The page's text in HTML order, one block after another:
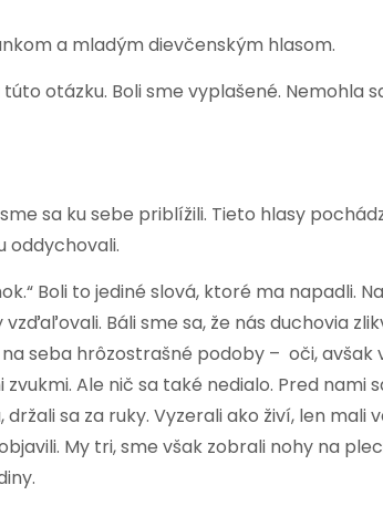
a mladým dievčenským hlasom.
otázku. Boli sme vyplašené. Nemohla
sa ku sebe priblížili. Tieto hlasy
oddychovali.
Boli to jediné slová, ktoré ma napadli.
Báli sme sa, že nás duchovia
seba hrôzostrašné podoby – oči, avšak
Ale nič sa také nedialo. Pred nami
sa za ruky. Vyzerali ako živí, len mali
My tri, sme však zobrali nohy na